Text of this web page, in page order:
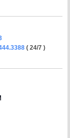
( 24/7 )